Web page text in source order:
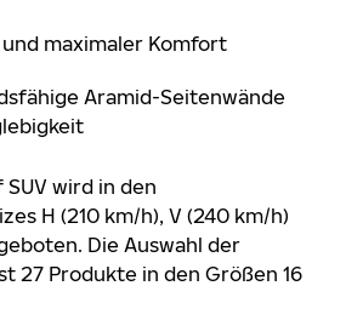
maximaler Komfort
Aramid-Seitenwände
wird in den
H (210 km/h), V (240 km/h)
Die Auswahl der
27 Produkte in den Größen 16